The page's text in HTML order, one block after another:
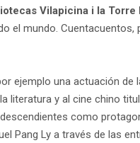
Vilapicina i la
el mundo.
ejemplo una actuación
literatura y al cine chino
como
Pang Ly a través de las